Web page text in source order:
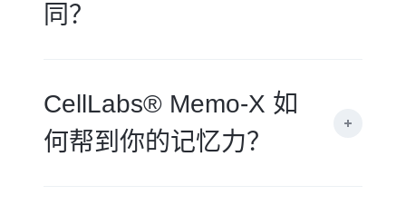
同？
CellLabs® Memo-X 如
何帮到你的记忆力？